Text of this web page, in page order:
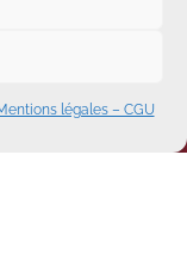
légales – CGU